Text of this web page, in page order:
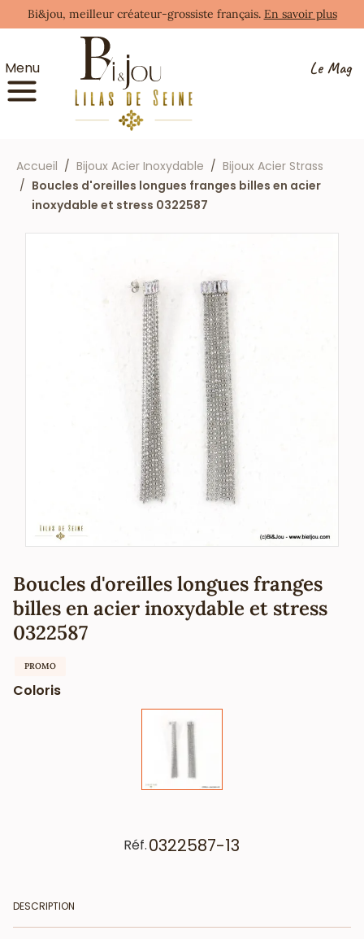
Bi&jou, meilleur créateur-grossiste français. En savoir plus
Menu Le Mag
Accueil Bijoux Acier Inoxydable
Bijoux Acier Strass
Boucles d'oreilles longues franges billes en acier
inoxydable et stress 0322587
Boucles d'oreilles longues franges
billes en acier inoxydable et stress
0322587
PROMO
Coloris
Réf.0322587-13
DESCRIPTION